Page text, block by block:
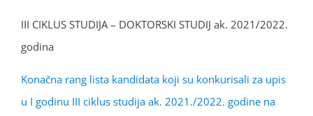
III CIKLUS STUDIJA – DOKTORSKI STUDIJ ak. 2021/2022.
godina
Konačna rang lista kandidata koji su konkurisali za upis
u I godinu III ciklus studija ak. 2021./2022. godine na